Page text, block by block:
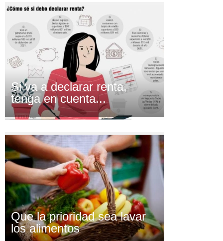
Si va a declarar renta,
tenga en cuenta...
Que la prioridad sea lavar
los alimentos